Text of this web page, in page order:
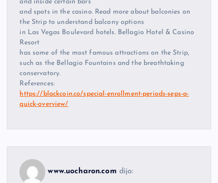
and inside certain bars
and spots in the casino. Read more about balconies on
the Strip to understand balcony options
in Las Vegas Boulevard hotels. Bellagio Hotel & Casino
Resort
has some of the most famous attractions on the Strip,
such as the Bellagio Fountains and the breathtaking
conservatory.
References:
https://blackcoin.co/special-enrollment-periods-seps-a-
quick-overview/
www.uocharon.com dijo: